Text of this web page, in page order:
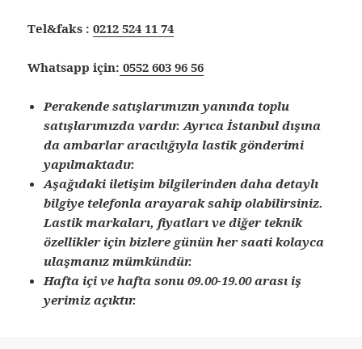
Tel&faks :0212 524 11 74
Whatsapp için: 0552 603 96 56
Perakende satışlarımızın yanında toplu
satışlarımızda vardır. Ayrıca İstanbul dışına
da ambarlar aracılığıyla lastik gönderimi
yapılmaktadır.
Aşağıdaki iletişim bilgilerinden daha detaylı
bilgiye telefonla arayarak sahip olabilirsiniz.
Lastik markaları, fiyatları ve diğer teknik
özellikler için bizlere günün her saati kolayca
ulaşmanız mümkündür.
Hafta içi ve hafta sonu 09.00-19.00 arası iş
yerimiz açıktır.